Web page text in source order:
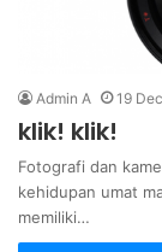
Admin A 19
klik! klik!
Fotografi dan
kehidupan umat
memiliki…